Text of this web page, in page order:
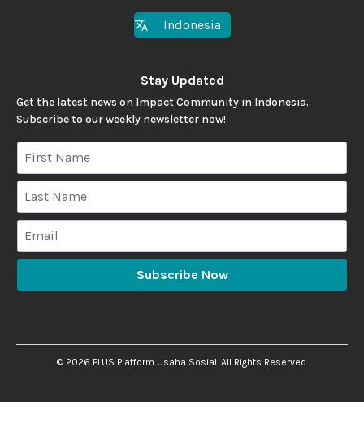
Indonesia
Stay Updated
Get the latest news on Impact Community in Indonesia.
Subscribe to our weekly newsletter now!
Subscribe Now
© 2026 PLUS Platform Usaha Sosial. All Rights Reserved.